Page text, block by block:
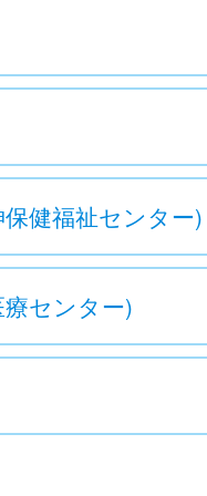
健福祉センター)
センター)